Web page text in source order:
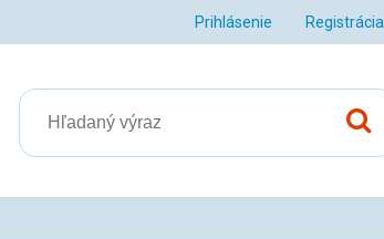
Prihlásenie Registrácia